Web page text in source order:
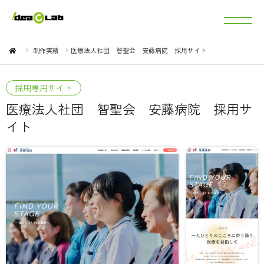
制作実績 医療法人社団 智聖会 安藤病院 採用サイト
採用専用サイト
医療法人社団 智聖会 安藤病院 採用サ
イト